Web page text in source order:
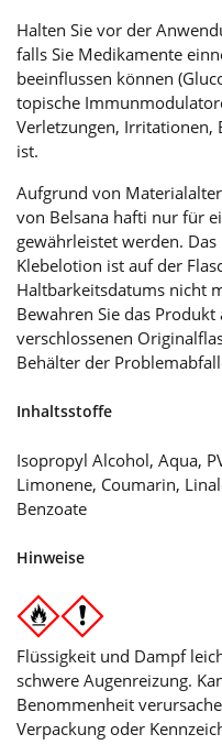
Halten Sie vor der
falls Sie Medikamente
beeinflussen können
topische
Verletzungen, Irritationen,
ist.
Aufgrund von
von Belsana hafti nur für
gewährleistet werden.
Klebelotion ist auf der
Haltbarkeitsdatums nicht
Bewahren Sie das
verschlossenen
Behälter der
Inhaltsstoffe
Isopropyl Alcohol, Aqua,
Limonene, Coumarin,
Benzoate
Hinweise
Flüssigkeit und Dampf
schwere Augenreizung.
Benommenheit
Verpackung oder